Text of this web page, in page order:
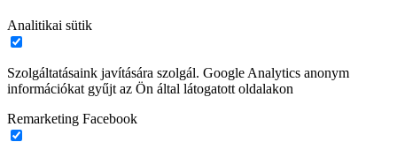
Analitikai sütik
Szolgáltatásaink javítására szolgál. Google Analytics anonym
információkat gyűjt az Ön által látogatott oldalakon
Remarketing Facebook